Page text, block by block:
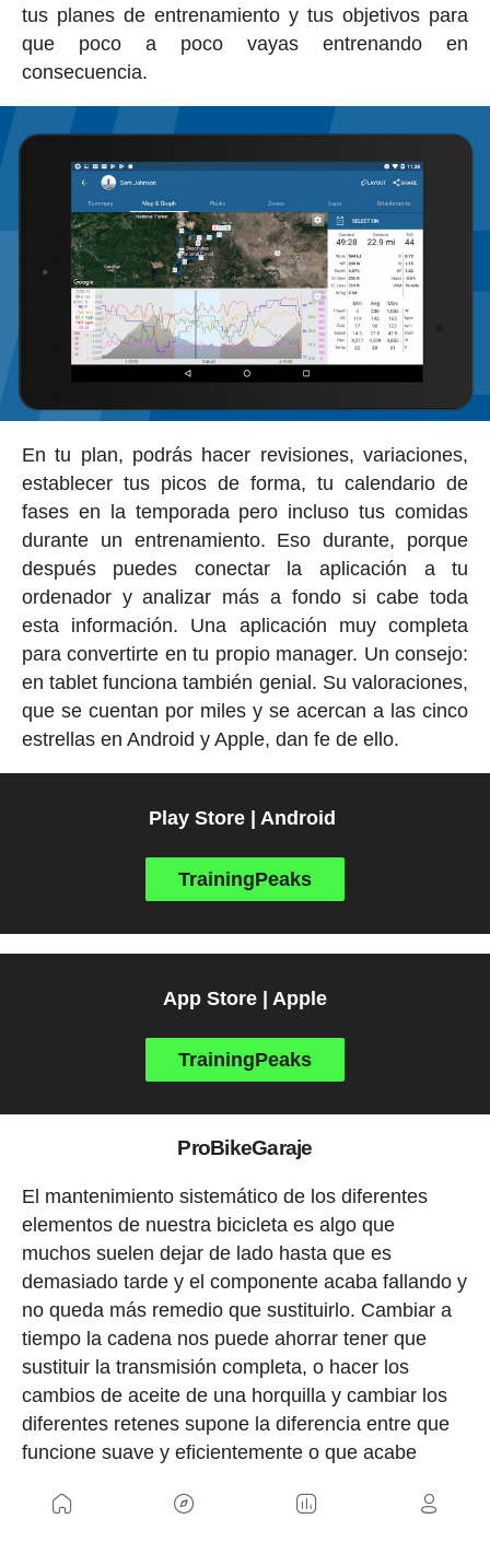
tus planes de entrenamiento y tus objetivos para
que poco a poco vayas entrenando en
consecuencia.
En tu plan, podrás hacer revisiones, variaciones,
establecer tus picos de forma, tu calendario de
fases en la temporada pero incluso tus comidas
durante un entrenamiento. Eso durante, porque
después puedes conectar la aplicación a tu
ordenador y analizar más a fondo si cabe toda
esta información. Una aplicación muy completa
para convertirte en tu propio manager. Un consejo:
en tablet funciona también genial. Su valoraciones,
que se cuentan por miles y se acercan a las cinco
estrellas en Android y Apple, dan fe de ello.
Play Store | Android
TrainingPeaks
App Store | Apple
TrainingPeaks
ProBikeGaraje
El mantenimiento sistemático de los diferentes
elementos de nuestra bicicleta es algo que
muchos suelen dejar de lado hasta que es
demasiado tarde y el componente acaba fallando y
no queda más remedio que sustituirlo. Cambiar a
tiempo la cadena nos puede ahorrar tener que
sustituir la transmisión completa, o hacer los
cambios de aceite de una horquilla y cambiar los
diferentes retenes supone la diferencia entre que
funcione suave y eficientemente o que acabe